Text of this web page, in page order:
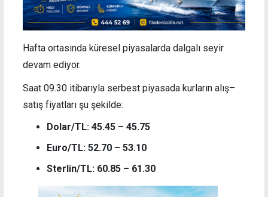
Hafta ortasında küresel piyasalarda dalgalı seyir
devam ediyor.
Saat 09.30 itibarıyla serbest piyasada kurların alış–
satış fiyatları şu şekilde:
Dolar/TL: 45.45 – 45.75
Euro/TL: 52.70 – 53.10
Sterlin/TL: 60.85 – 61.30